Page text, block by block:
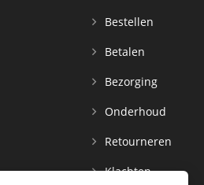
Bestellen
Betalen
Bezorging
Onderhoud
Retourneren
Klachten